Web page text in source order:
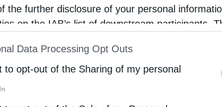
the further disclosure of your personal
on the IAB’s list of downstream participants.
of Downstream Participantsthat may further
parties.
Data Processing Opt Outs
to opt-out of the Sharing of my personal
στο επίκεντρο τηςπροχθεσινής συνάντησης
Νίκο Τσάφο και τη Γ.Γ. Ενέργειας και
η ανάγκη «για σημαντική αύξηση της
Έτσι θα μειωθούν οι περικοπές ενέργειας και θα
μετάβαση. Εδώ περιλαμβάνονται η
για νέα αιολικά», όπως ανέφερε η